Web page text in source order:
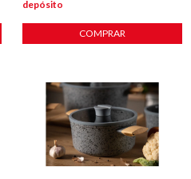
depósito
COMPRAR